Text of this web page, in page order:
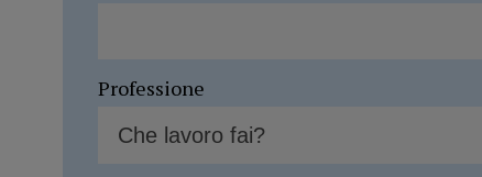
Professione